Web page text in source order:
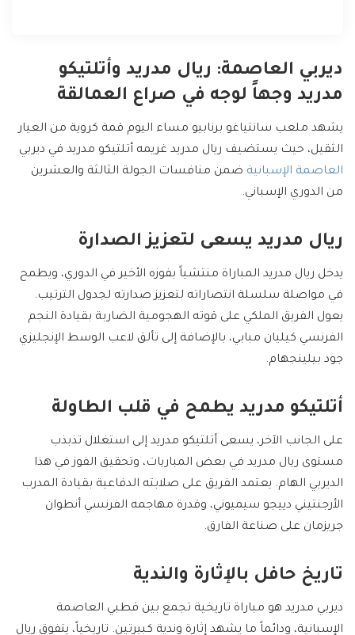
ديربي العاصمة: ريال مدريد وأتلتيكو
مدريد وجهاً لوجه في صراع العمالقة
يشهد ملعب سانتياغو برنابيو مساء اليوم قمة كروية من العيار
الثقيل، حيث يستضيف ريال مدريد غريمه أتلتيكو مدريد في ديربي
العاصمة الإسبانية ضمن منافسات الجولة الثالثة والعشرين
من الدوري الإسباني.
ريال مدريد يسعى لتعزيز الصدارة
يدخل ريال مدريد المباراة منتشياً بفوزه الأخير في الدوري، ويطمح
في مواصلة سلسلة انتصاراته لتعزيز صدارته لجدول الترتيب.
يعول الفريق الملكي على قوته الهجومية الضاربة بقيادة النجم
الفرنسي كيليان مبابي، بالإضافة إلى تألق لاعب الوسط الإنجليزي
جود بيلينجهام.
أتلتيكو مدريد يطمح في قلب الطاولة
على الجانب الآخر، يسعى أتلتيكو مدريد إلى استغلال تذبذب
مستوى ريال مدريد في بعض المباريات، وتحقيق الفوز في هذا
الديربي الهام. يعتمد الفريق على صلابته الدفاعية بقيادة المدرب
الأرجنتيني دييجو سيميوني، وقدرة مهاجمه الفرنسي أنطوان
جريزمان على صناعة الفارق.
تاريخ حافل بالإثارة والندية
ديربي مدريد هو مباراة تاريخية تجمع بين قطبي العاصمة
الإسبانية، ودائماً ما يشهد إثارة وندية كبيرتين. تاريخياً، يتفوق ريال